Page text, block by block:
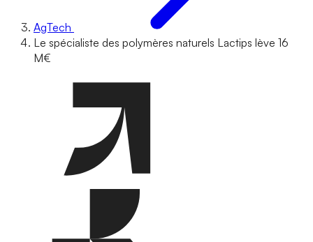
AgTech
Le spécialiste des polymères naturels Lactips lève 16
M€